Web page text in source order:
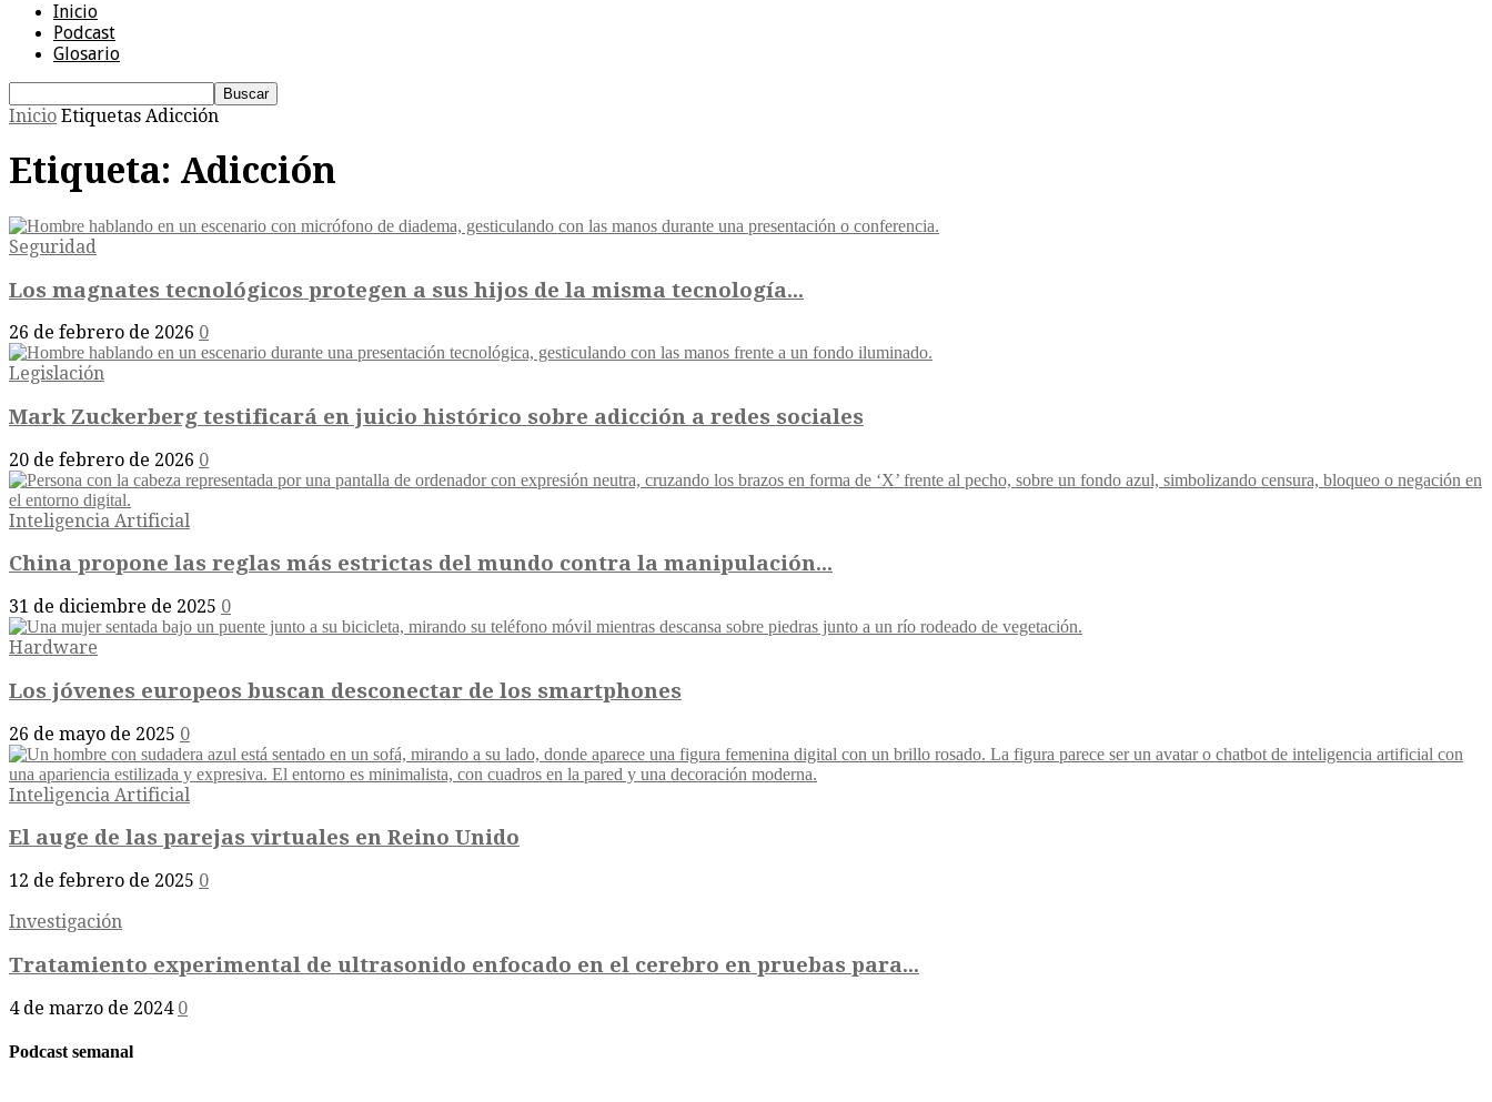
Inicio
Podcast
Glosario
Inicio Etiquetas Adicción
Etiqueta: Adicción
Seguridad
Los magnates tecnológicos protegen a sus hijos de la misma tecnología...
26 de febrero de 2026 0
Legislación
Mark Zuckerberg testificará en juicio histórico sobre adicción a redes sociales
20 de febrero de 2026 0
Inteligencia Artificial
China propone las reglas más estrictas del mundo contra la manipulación...
31 de diciembre de 2025 0
Hardware
Los jóvenes europeos buscan desconectar de los smartphones
26 de mayo de 2025 0
Inteligencia Artificial
El auge de las parejas virtuales en Reino Unido
12 de febrero de 2025 0
Investigación
Tratamiento experimental de ultrasonido enfocado en el cerebro en pruebas para...
4 de marzo de 2024 0
Podcast semanal